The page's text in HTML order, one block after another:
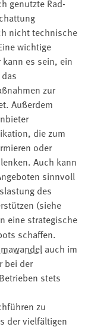
genutzte Rad-
nicht technische
wichtige
es sein, ein
zur
Außerdem
die zum
oder
Auch kann
sinnvoll
des
(siehe
eine strategische
schaffen.
auch im
bei der
stets
zu
der vielfältigen